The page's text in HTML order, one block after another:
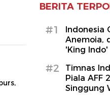
BERITA
#1
Indonesia
Anemoia,
'King Indo'
#2
Timnas
Piala AFF
Singgung